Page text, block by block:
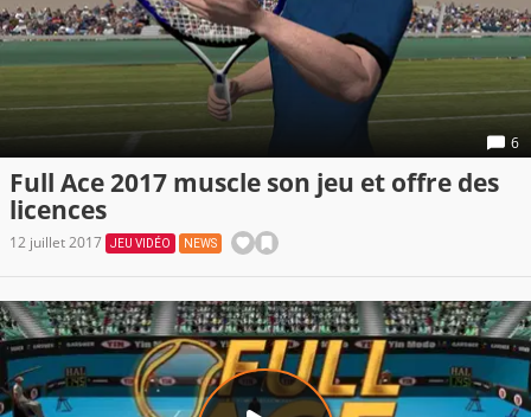
6
Full Ace 2017 muscle son jeu et offre des
licences
12 juillet 2017 JEU VIDÉO NEWS